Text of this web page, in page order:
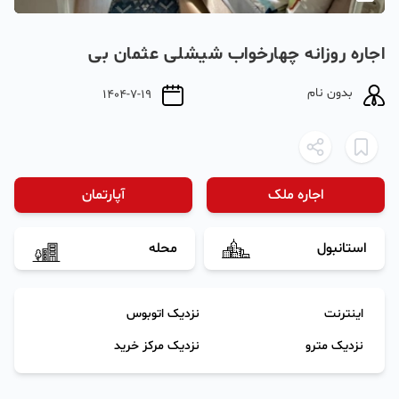
اجاره روزانه چهارخواب شیشلی عثمان بی
بدون نام 1404-7-19
اجاره ملک آپارتمان
استانبول محله
اینترنت
نزدیک اتوبوس
نزدیک مترو
نزدیک مرکز خرید